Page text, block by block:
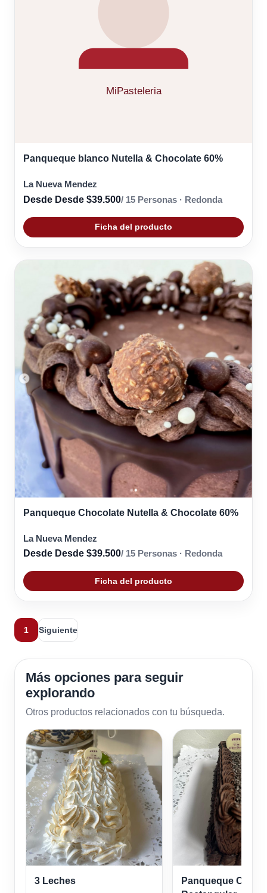
Panqueque blanco Nutella & Chocolate 60%
La Nueva Mendez
Desde Desde $39.500/ 15 Personas · Redonda
Ficha del producto
Panqueque Chocolate Nutella & Chocolate 60%
La Nueva Mendez
Desde Desde $39.500/ 15 Personas · Redonda
Ficha del producto
1 Siguiente
Más opciones para seguir
explorando
Otros productos relacionados con tu búsqueda.
3 Leches
Panqueque